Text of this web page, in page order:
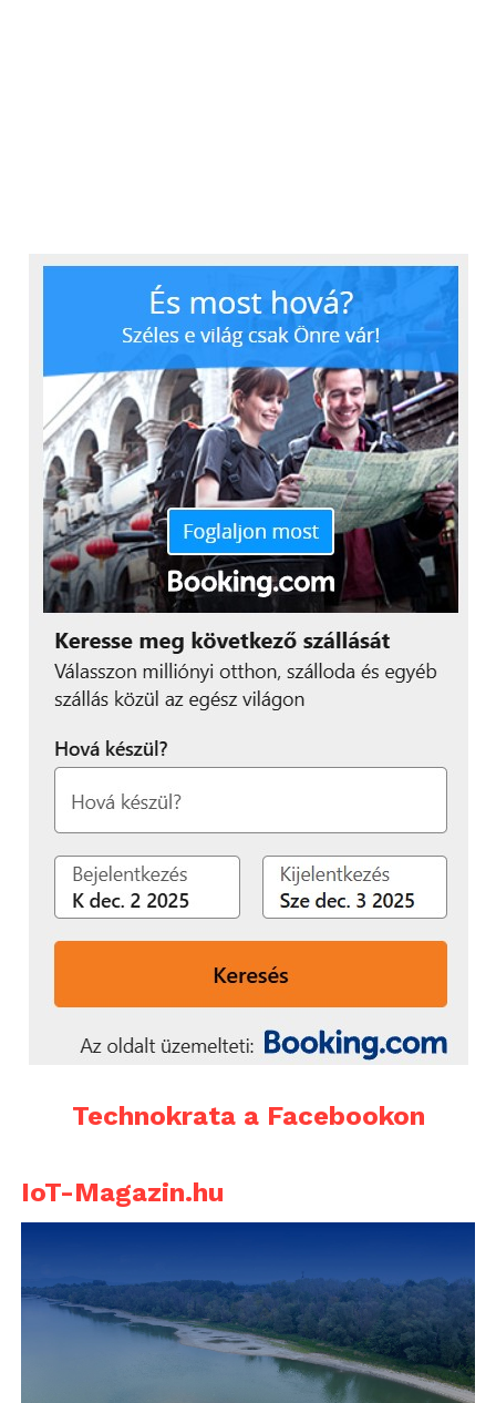
Technokrata a Facebookon
IoT-Magazin.hu